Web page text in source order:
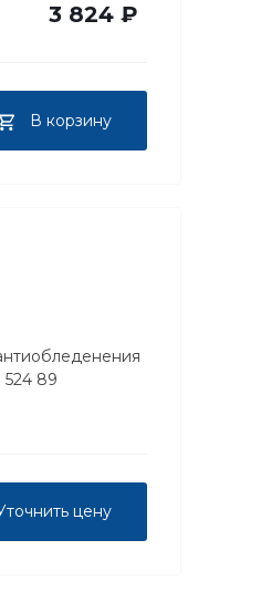
3 824 ₽
В корзину
524 89
цену